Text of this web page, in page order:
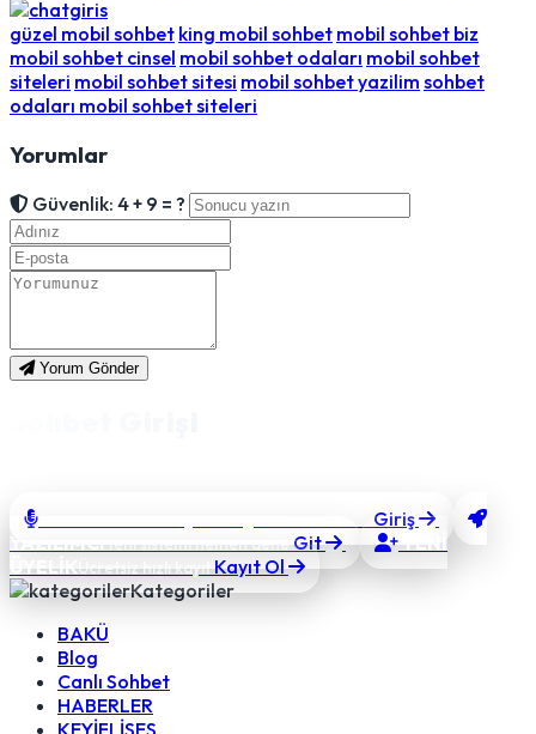
güzel mobil sohbet king mobil sohbet mobil sohbet biz
mobil sohbet cinsel mobil sohbet odaları mobil sohbet
siteleri mobil sohbet sitesi mobil sohbet yazilim sohbet
odaları mobil sohbet siteleri
Yorumlar
Güvenlik: 4 + 9 = ?
Yorum Gönder
Giriş
YAZILIMCIYeni sistemi hemen deneGit
YENİ
ÜYELİKÜcretsiz hızlı kayıtKayıt Ol
Kategoriler
BAKÜ
Blog
Canlı Sohbet
HABERLER